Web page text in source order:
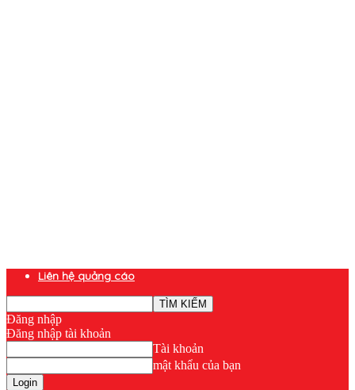
Liên hệ quảng cáo
Đăng nhập
Đăng nhập tài khoản
Tài khoản
mật khẩu của bạn